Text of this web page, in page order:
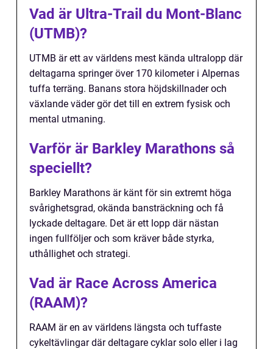
Vad är Ultra-Trail du Mont-Blanc
(UTMB)?
UTMB är ett av världens mest kända ultralopp där
deltagarna springer över 170 kilometer i Alpernas
tuffa terräng. Banans stora höjdskillnader och
växlande väder gör det till en extrem fysisk och
mental utmaning.
Varför är Barkley Marathons så
speciellt?
Barkley Marathons är känt för sin extremt höga
svårighetsgrad, okända bansträckning och få
lyckade deltagare. Det är ett lopp där nästan
ingen fullföljer och som kräver både styrka,
uthållighet och strategi.
Vad är Race Across America
(RAAM)?
RAAM är en av världens längsta och tuffaste
cykeltävlingar där deltagare cyklar solo eller i lag